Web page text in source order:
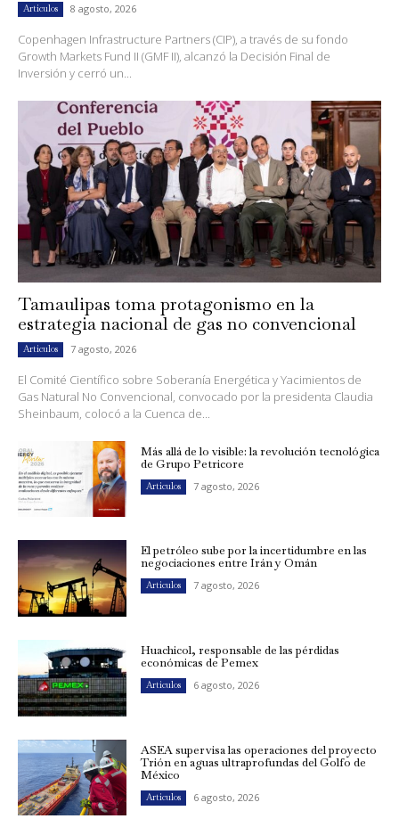
Artículos 8 agosto, 2026
Copenhagen Infrastructure Partners (CIP), a través de su fondo
Growth Markets Fund II (GMF II), alcanzó la Decisión Final de
Inversión y cerró un...
Tamaulipas toma protagonismo en la
estrategia nacional de gas no convencional
Artículos 7 agosto, 2026
El Comité Científico sobre Soberanía Energética y Yacimientos de
Gas Natural No Convencional, convocado por la presidenta Claudia
Sheinbaum, colocó a la Cuenca de...
Más allá de lo visible: la revolución tecnológica
de Grupo Petricore
Artículos 7 agosto, 2026
El petróleo sube por la incertidumbre en las
negociaciones entre Irán y Omán
Artículos 7 agosto, 2026
Huachicol, responsable de las pérdidas
económicas de Pemex
Artículos 6 agosto, 2026
ASEA supervisa las operaciones del proyecto
Trión en aguas ultraprofundas del Golfo de
México
Artículos 6 agosto, 2026